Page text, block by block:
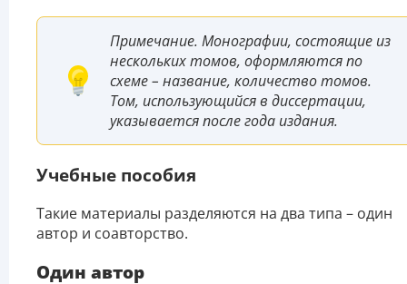
Примечание. Монографии, состоящие из
нескольких томов, оформляются по
схеме – название, количество томов.
Том, использующийся в диссертации,
указывается после года издания.
Учебные пособия
Такие материалы разделяются на два типа – один
автор и соавторство.
Один автор